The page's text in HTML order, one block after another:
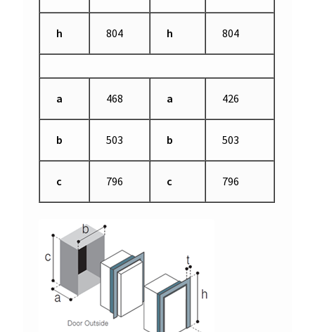
h 804 h 804
a 468 a 426
b 503 b 503
c 796 c 796